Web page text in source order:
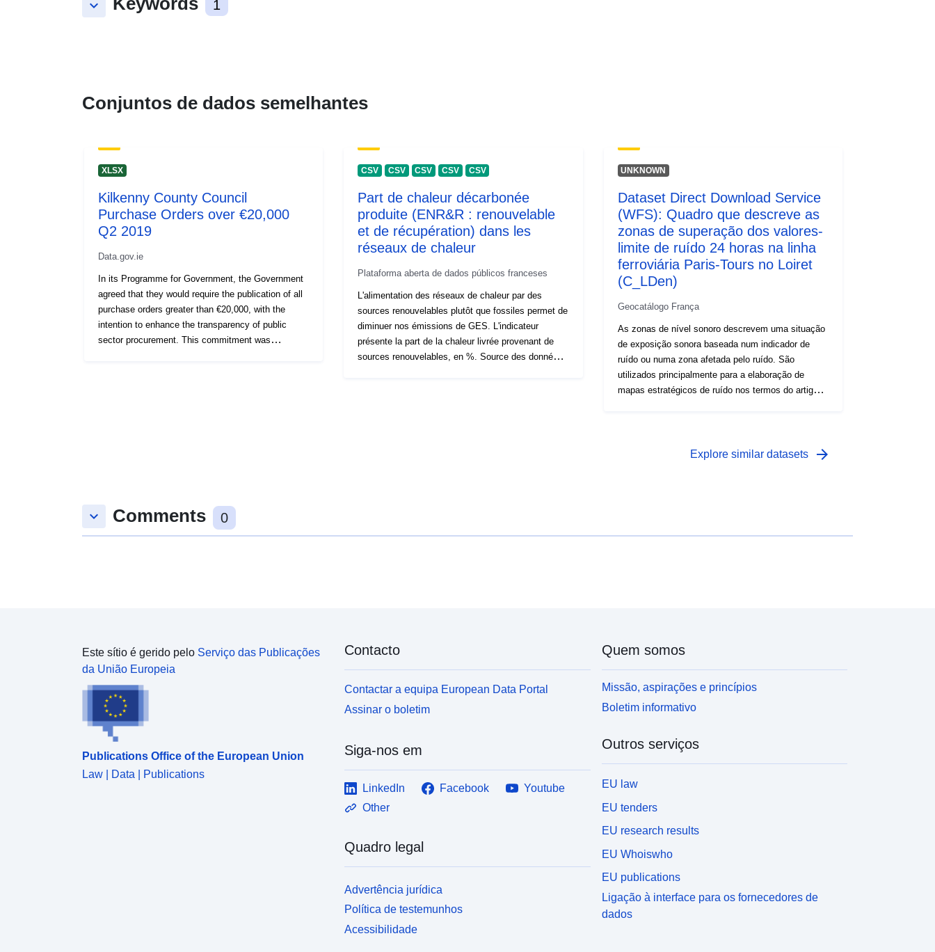
keyboard_arrow_down 1
Conjuntos de dados semelhantes
XLSX
Kilkenny County Council
Purchase Orders over €20,000
Q2 2019
Data.gov.ie
In its Programme for Government, the Government
agreed that they would require the publication of all
purchase orders greater than €20,000, with the
intention to enhance the transparency of public
sector procurement. This commitment was
CSV CSV CSV CSV CSV
Part de chaleur décarbonée
produite (ENR&R : renouvelable
et de récupération) dans les
réseaux de chaleur
Plataforma aberta de dados públicos franceses
L'alimentation des réseaux de chaleur par des
sources renouvelables plutôt que fossiles permet de
diminuer nos émissions de GES. L'indicateur
présente la part de la chaleur livrée provenant de
sources renouvelables, en %. Source des données :
UNKNOWN
Dataset Direct Download Service
(WFS): Quadro que descreve as
zonas de superação dos valores-
limite de ruído 24 horas na linha
ferroviária Paris-Tours no Loiret
(C_LDen)
Geocatálogo França
As zonas de nível sonoro descrevem uma situação
de exposição sonora baseada num indicador de
ruído ou numa zona afetada pelo ruído. São
utilizados principalmente para a elaboração de
mapas estratégicos de ruído nos termos do artigo
Explore similar datasets arrow_forward
keyboard_arrow_down Comments 0
Este sítio é gerido pelo Serviço das Publicações
da União Europeia
Publications Office of the European Union
Law | Data | Publications
Contacto
Contactar a equipa European Data Portal
Assinar o boletim
Siga-nos em
LinkedIn Facebook
Youtube
Other
Quadro legal
Advertência jurídica
Política de testemunhos
Acessibilidade
Quem somos
Missão, aspirações e princípios
Boletim informativo
Outros serviços
EU law
EU tenders
EU research results
EU Whoiswho
EU publications
Ligação à interface para os fornecedores de
dados